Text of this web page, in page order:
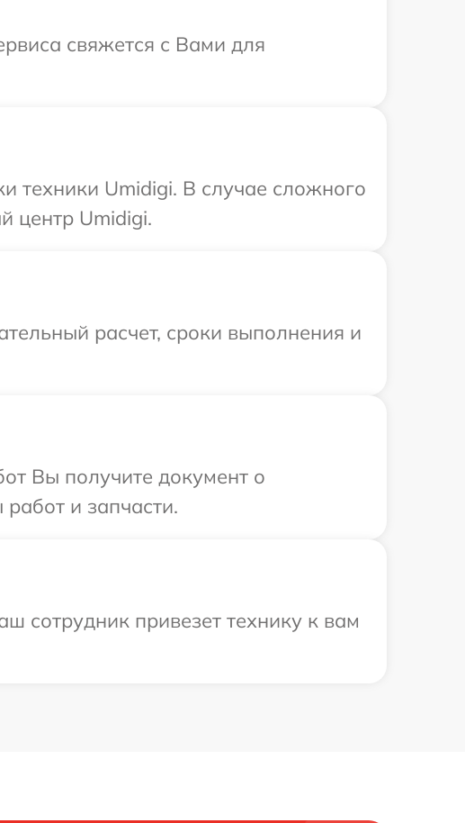
свяжется с Вами для
техники Umidigi. В случае сложного
центр Umidigi.
расчет, сроки выполнения и
Вы получите документ о
и запчасти.
сотрудник привезет технику к вам